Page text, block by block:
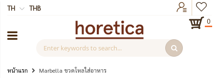
TH
THB
0
หน้าแรก Marbella ขวดโหลใส่อาหาร